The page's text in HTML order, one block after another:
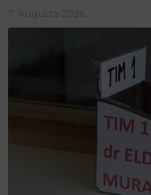
7. Augusta 2026.